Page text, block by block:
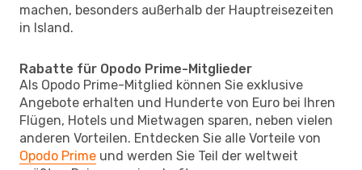
machen, besonders außerhalb der Hauptreisezeiten
in Island.
Rabatte für Opodo Prime-Mitglieder
Als Opodo Prime-Mitglied können Sie exklusive
Angebote erhalten und Hunderte von Euro bei Ihren
Flügen, Hotels und Mietwagen sparen, neben vielen
anderen Vorteilen. Entdecken Sie alle Vorteile von
Opodo Prime und werden Sie Teil der weltweit